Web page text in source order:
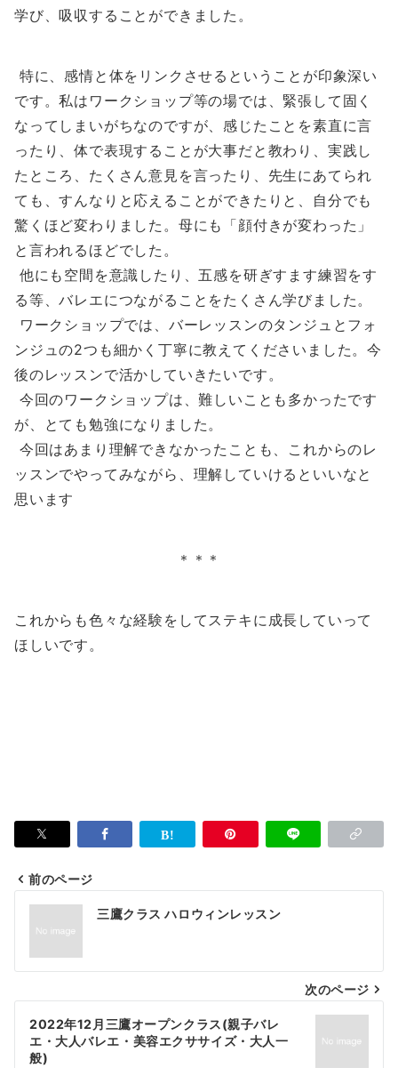
学び、吸収することができました。
特に、感情と体をリンクさせるということが印象深い
です。私はワークショップ等の場では、緊張して固く
なってしまいがちなのですが、感じたことを素直に言
ったり、体で表現することが大事だと教わり、実践し
たところ、たくさん意見を言ったり、先生にあてられ
ても、すんなりと応えることができたりと、自分でも
驚くほど変わりました。母にも「顔付きが変わった」
と言われるほどでした。
他にも空間を意識したり、五感を研ぎすます練習をす
る等、バレエにつながることをたくさん学びました。
ワークショップでは、バーレッスンのタンジュとフォ
ンジュの2つも細かく丁寧に教えてくださいました。今
後のレッスンで活かしていきたいです。
今回のワークショップは、難しいことも多かったです
が、とても勉強になりました。
今回はあまり理解できなかったことも、これからのレ
ッスンでやってみながら、理解していけるといいなと
思います
＊＊＊
これからも色々な経験をしてステキに成長していって
ほしいです。
投
ナ
ビ
ゲ
ー
前のページ
三鷹クラス ハロウィンレッスン
次のページ
2022年12月三鷹オープンクラス(親子バレ
エ・大人バレエ・美容エクササイズ・大人一
般)